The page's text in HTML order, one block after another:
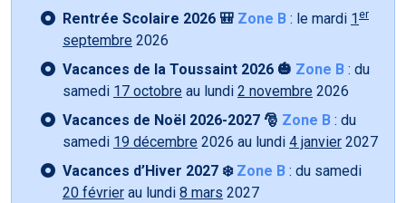
Rentrée Scolaire 2026 🎒 Zone B : le mardi 1 er
septembre 2026
Vacances de la Toussaint 2026 🎃 Zone B : du
samedi 17 octobre au lundi 2 novembre 2026
Vacances de Noël 2026-2027 🎅 Zone B : du
samedi 19 décembre 2026 au lundi 4 janvier 2027
Vacances d’Hiver 2027 ❄️ Zone B : du samedi
20 février au lundi 8 mars 2027